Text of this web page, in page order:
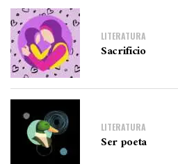
LITERATURA
Sacrificio
LITERATURA
Ser poeta